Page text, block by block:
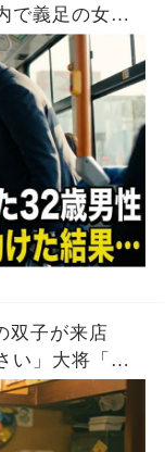
で義足の女性
双子が来店
い」大将「大
お久しぶりで